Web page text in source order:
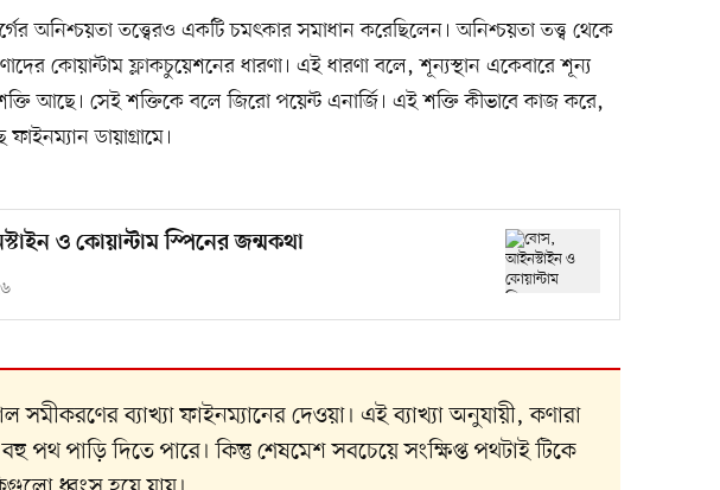
অনিশ্চয়তা তত্ত্বেরও একটি চমৎকার সমাধান করেছিলেন। অনিশ্চয়তা তত্ত্ব থেকে
কোয়ান্টাম ফ্লাকচুয়েশনের ধারণা। এই ধারণা বলে, শূন্যস্থান একেবারে শূন্য
আছে। সেই শক্তিকে বলে জিরো পয়েন্ট এনার্জি। এই শক্তি কীভাবে কাজ করে,
ডায়াগ্রামে।
ও কোয়ান্টাম স্পিনের জন্মকথা
সমীকরণের ব্যাখ্যা ফাইনম্যানের দেওয়া। এই ব্যাখ্যা অনুযায়ী, কণারা
পথ পাড়ি দিতে পারে। কিন্তু শেষমেশ সবচেয়ে সংক্ষিপ্ত পথটাই টিকে